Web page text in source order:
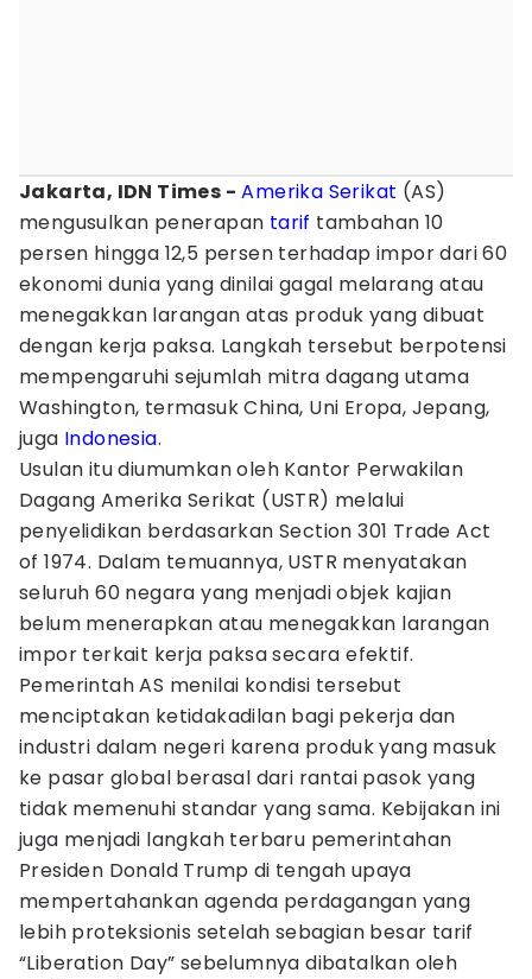
Jakarta, IDN Times - Amerika Serikat (AS)
mengusulkan penerapan tarif tambahan 10
persen hingga 12,5 persen terhadap impor dari 60
ekonomi dunia yang dinilai gagal melarang atau
menegakkan larangan atas produk yang dibuat
dengan kerja paksa. Langkah tersebut berpotensi
mempengaruhi sejumlah mitra dagang utama
Washington, termasuk China, Uni Eropa, Jepang,
juga Indonesia.
Usulan itu diumumkan oleh Kantor Perwakilan
Dagang Amerika Serikat (USTR) melalui
penyelidikan berdasarkan Section 301 Trade Act
of 1974. Dalam temuannya, USTR menyatakan
seluruh 60 negara yang menjadi objek kajian
belum menerapkan atau menegakkan larangan
impor terkait kerja paksa secara efektif.
Pemerintah AS menilai kondisi tersebut
menciptakan ketidakadilan bagi pekerja dan
industri dalam negeri karena produk yang masuk
ke pasar global berasal dari rantai pasok yang
tidak memenuhi standar yang sama. Kebijakan ini
juga menjadi langkah terbaru pemerintahan
Presiden Donald Trump di tengah upaya
mempertahankan agenda perdagangan yang
lebih proteksionis setelah sebagian besar tarif
“Liberation Day” sebelumnya dibatalkan oleh